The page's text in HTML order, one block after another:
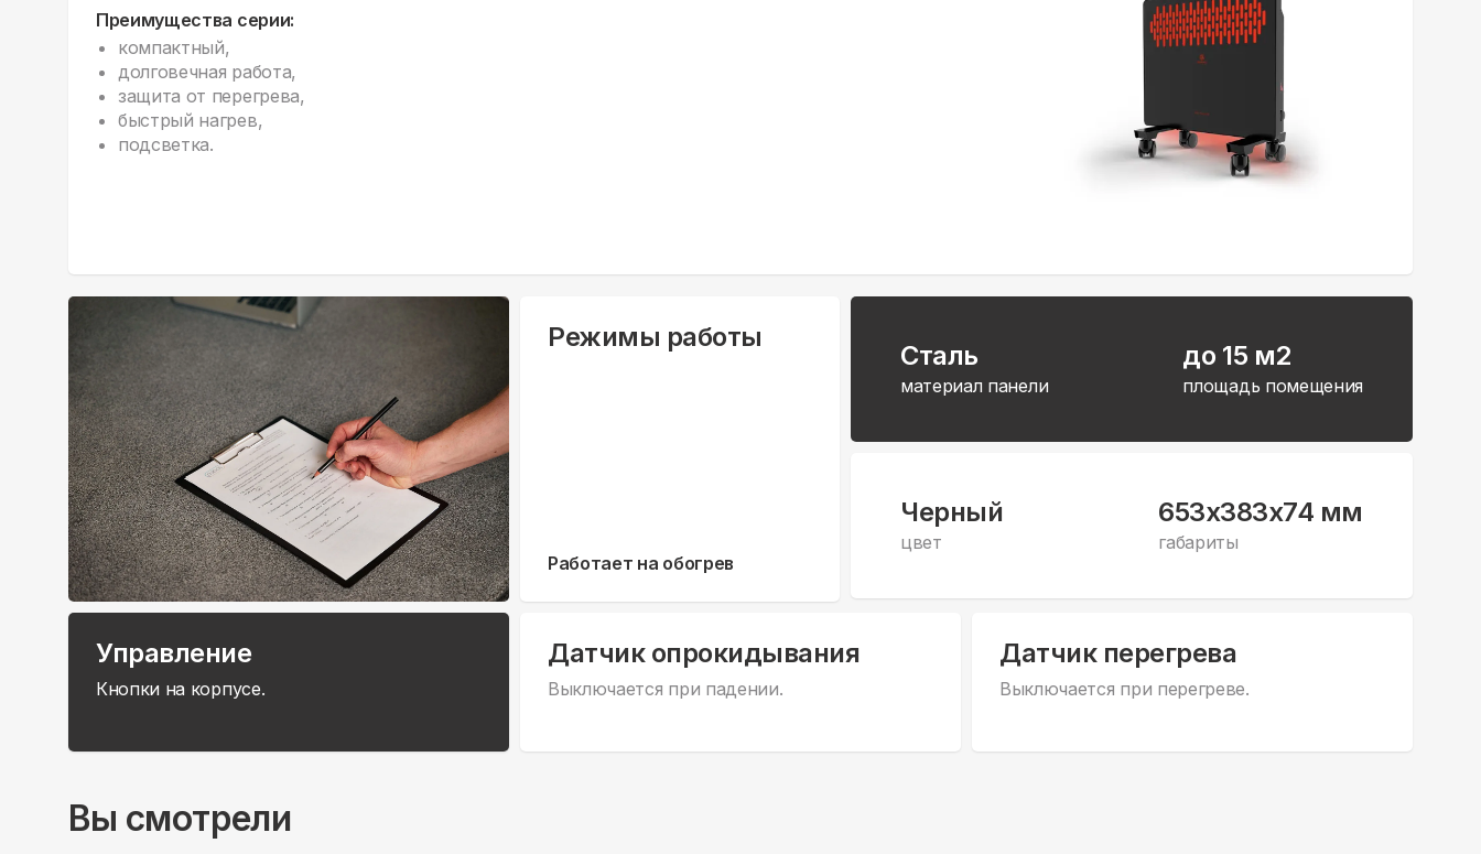
Преимущества серии:
компактный,
долговечная работа,
защита от перегрева,
быстрый нагрев,
подсветка.
Режимы работы
Работает на обогрев
Сталь
материал панели
до 15 м2
площадь помещения
Черный
цвет
653x383x74 мм
габариты
Управление
Кнопки на корпусе.
Датчик опрокидывания
Выключается при падении.
Датчик перегрева
Выключается при перегреве.
Вы смотрели